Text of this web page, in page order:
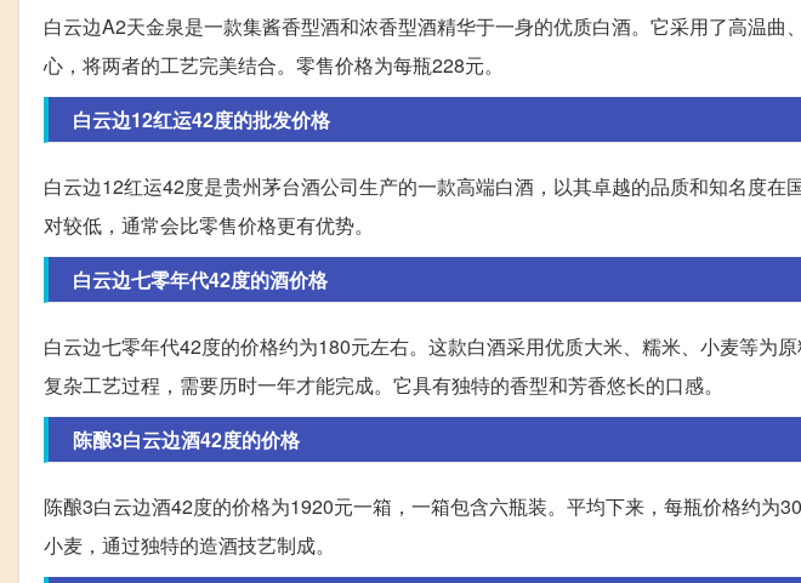
白云边A2天金泉是一款集酱香型酒和浓香型酒精华于一身的优质白酒。它采用了高温曲
心，将两者的工艺完美结合。零售价格为每瓶228元。
白云边12红运42度的批发价格
白云边12红运42度是贵州茅台酒公司生产的一款高端白酒，以其卓越的品质和知名度在
对较低，通常会比零售价格更有优势。
白云边七零年代42度的酒价格
白云边七零年代42度的价格约为180元左右。这款白酒采用优质大米、糯米、小麦等为
复杂工艺过程，需要历时一年才能完成。它具有独特的香型和芳香悠长的口感。
陈酿3白云边酒42度的价格
陈酿3白云边酒42度的价格为1920元一箱，一箱包含六瓶装。平均下来，每瓶价格约为
小麦，通过独特的造酒技艺制成。